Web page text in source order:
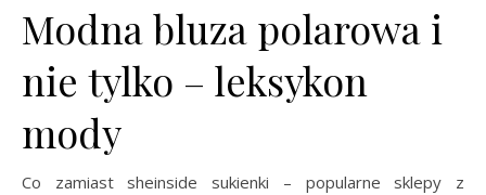
Modna bluza polarowa i
nie tylko – leksykon
mody
Co zamiast sheinside sukienki – popularne sklepy z